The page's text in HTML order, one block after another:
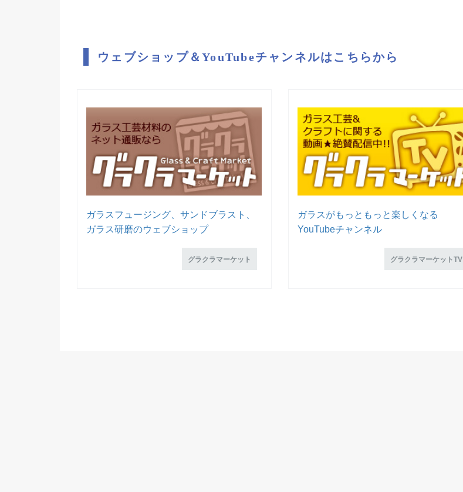
ウェブショップ＆YouTubeチャンネルはこちらから
ガラスフュージング、サンドブラスト、
ガラス研磨のウェブショップ
グラクラマーケット
ガラスがもっともっと楽しくなる
YouTubeチャンネル
グラクラマーケットTV